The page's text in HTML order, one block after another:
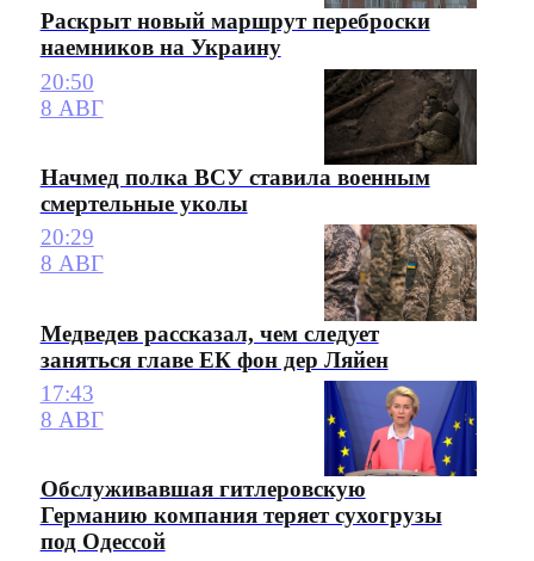
Раскрыт новый маршрут переброски
наемников на Украину
20:50
8 АВГ
Начмед полка ВСУ ставила военным
смертельные уколы
20:29
8 АВГ
Медведев рассказал, чем следует
заняться главе ЕК фон дер Ляйен
17:43
8 АВГ
Обслуживавшая гитлеровскую
Германию компания теряет сухогрузы
под Одессой